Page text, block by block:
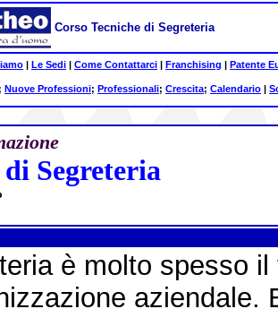
Corso Tecniche di Segreteria
| Le Sedi | Come Contattarci | Franchising | Patente
; Nuove Professioni; Professionali; Crescita; Calendario |
Segreteria
è molto spesso il
aziendale.